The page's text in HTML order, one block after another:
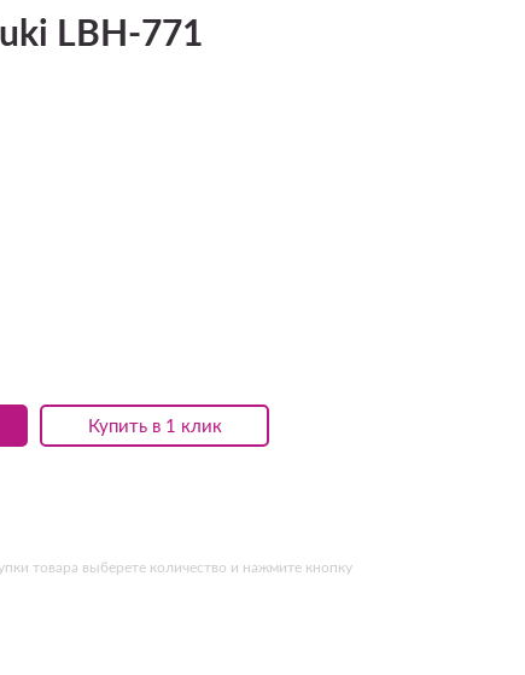
LBH-771
Купить в 1 клик
товара выберете количество и нажмите кнопку